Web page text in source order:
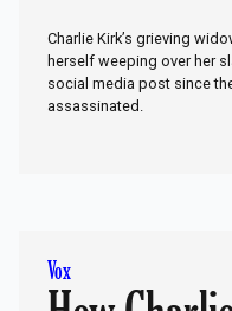
Charlie Kirk’s grieving
herself weeping over her
social media post since
assassinated.
Vox